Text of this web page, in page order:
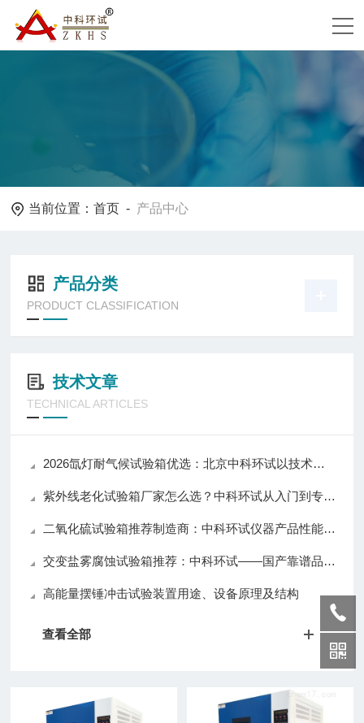
当前位置：首页 - 产品中心
产品分类
PRODUCT CLASSIFICATION
技术文章
TECHNICAL ARTICLES
2026氙灯耐气候试验箱优选：北京中科环试以技术实力推动行业应用升级
紫外线老化试验箱厂家怎么选？中科环试从入门到专业级全覆盖值得关注
二氧化硫试验箱推荐制造商：中科环试仪器产品性能与口碑解析
交变盐雾腐蚀试验箱推荐：中科环试——国产靠谱品牌，质量与口碑兼具
高能量摆锤冲击试验装置用途、设备原理及结构
查看全部